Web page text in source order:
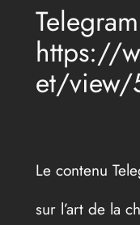
https://
et/
Le contenu
sur l’art de la